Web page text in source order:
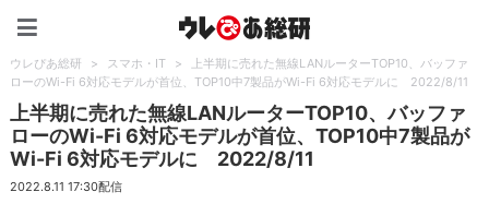
ウレぴあ総研 > スマホ・IT >
上半期に売れた無線LANルーターTOP10、バッファ
ローのWi-Fi 6対応モデルが首位、TOP10中7製品がWi-Fi 6対応モデルに 2022/8/11
上半期に売れた無線LANルーターTOP10、バッファ
ローのWi-Fi 6対応モデルが首位、TOP10中7製品が
Wi-Fi 6対応モデルに 2022/8/11
2022.8.11 17:30配信